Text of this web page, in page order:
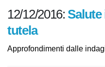
12/12/2016:
tutela